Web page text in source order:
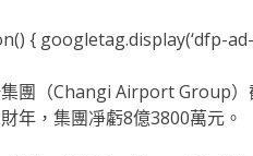
{ googletag.display(‘dfp-ad-
團（Changi Airport Group
年，集團凈虧8億3800萬元。